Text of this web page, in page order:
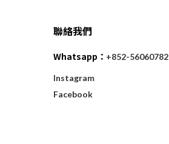
聯絡我們
Whatsapp： +852-56060782
Instagram
Facebook